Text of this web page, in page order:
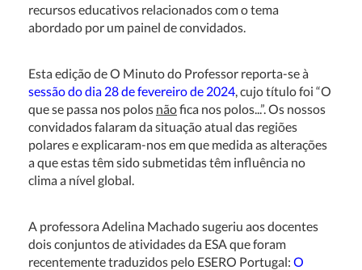
recursos educativos relacionados com o tema
abordado por um painel de convidados.
Esta edição de O Minuto do Professor reporta-se à
sessão do dia 28 de fevereiro de 2024 , cujo título foi “O
que se passa nos polos nãofica nos polos...”. Os nossos
convidados falaram da situação atual das regiões
polares e explicaram-nos em que medida as alterações
a que estas têm sido submetidas têm influência no
clima a nível global.
A professora Adelina Machado sugeriu aos docentes
dois conjuntos de atividades da ESA que foram
recentemente traduzidos pelo ESERO Portugal: O